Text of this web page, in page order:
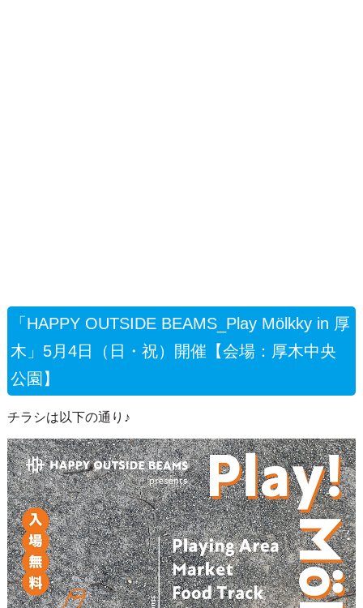
「HAPPY OUTSIDE BEAMS_Play Mölkky in 厚
木」5月4日（日・祝）開催【会場：厚木中央
公園】
チラシは以下の通り♪